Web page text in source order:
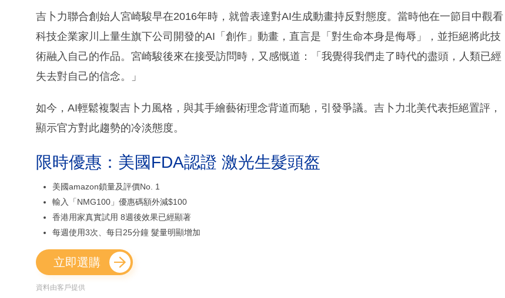
吉卜力聯合創始人宮崎駿早在2016年時，就曾表達對AI生成動畫持反對態度。當時他在一節目中觀看
科技企業家川上量生旗下公司開發的AI「創作」動畫，直言是「對生命本身是侮辱」，並拒絕將此技
術融入自己的作品。宮崎駿後來在接受訪問時，又感慨道：「我覺得我們走了時代的盡頭，人類已經
失去對自己的信念。」
如今，AI輕鬆複製吉卜力風格，與其手繪藝術理念背道而馳，引發爭議。吉卜力北美代表拒絕置評，
顯示官方對此趨勢的冷淡態度。
限時優惠：美國FDA認證 激光生髮頭盔
美國amazon鎖量及評價No. 1
輸入「NMG100」優惠碼額外減$100
香港用家真實試用 8週後效果已經顯著
每週使用3次、每日25分鐘 髮量明顯增加
立即選購
資料由客戶提供